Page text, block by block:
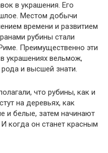
в украшения. Его
Местом добычи
времени и развитием
рубины стали
Преимущественно эти
украшениях вельмож,
и высшей знати.
что рубины, как и
на деревьях, как
и белые, затем начинают
когда он станет красным